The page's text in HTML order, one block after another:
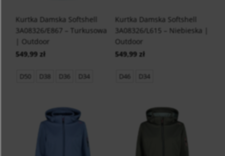
Kurtka Damska Softshell
3A08326/E867 – Turkusowa
| Outdoor
549,99 zł
D50 D38 D36 D34
Kurtka Damska Softshell
3A08326/L615 – Niebieska |
Outdoor
549,99 zł
D46 D34